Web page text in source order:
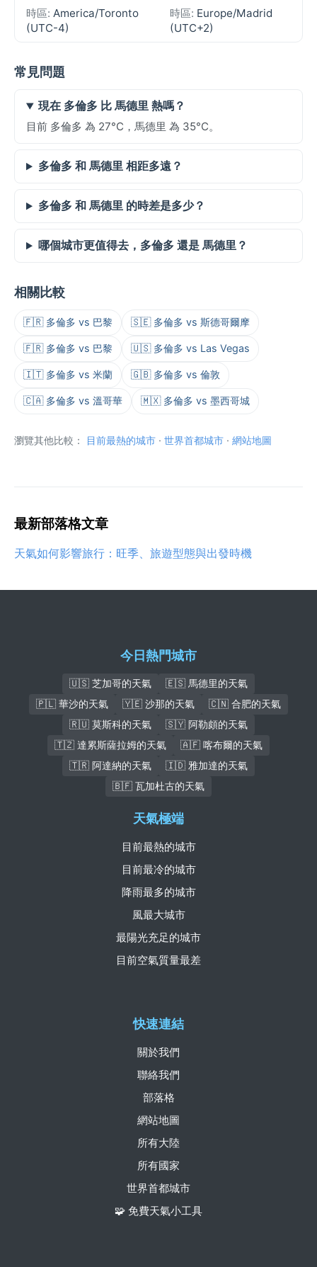
時區: America/Toronto
(UTC-4)
時區: Europe/Madrid
(UTC+2)
常見問題
現在 多倫多 比 馬德里 熱嗎？
目前 多倫多 為 27°C，馬德里 為 35°C。
多倫多 和 馬德里 相距多遠？
多倫多 和 馬德里 的時差是多少？
哪個城市更值得去，多倫多 還是 馬德里？
相關比較
🇫🇷 多倫多 vs 巴黎 🇸🇪 多倫多 vs 斯德哥爾摩
🇫🇷 多倫多 vs 巴黎 🇺🇸 多倫多 vs Las Vegas
🇮🇹 多倫多 vs 米蘭 🇬🇧 多倫多 vs 倫敦
🇨🇦 多倫多 vs 溫哥華 🇲🇽 多倫多 vs 墨西哥城
瀏覽其他比較： 目前最熱的城市 · 世界首都城市 · 網站地圖
最新部落格文章
天氣如何影響旅行：旺季、旅遊型態與出發時機
今日熱門城市
🇺🇸 芝加哥的天氣
🇪🇸 馬德里的天氣
🇵🇱 華沙的天氣
🇾🇪 沙那的天氣
🇨🇳 合肥的天氣
🇷🇺 莫斯科的天氣
🇸🇾 阿勒頗的天氣
🇹🇿 達累斯薩拉姆的天氣
🇦🇫 喀布爾的天氣
🇹🇷 阿達納的天氣
🇮🇩 雅加達的天氣
🇧🇫 瓦加杜古的天氣
快速連結
關於我們
聯絡我們
部落格
網站地圖
所有大陸
所有國家
世界首都城市
🧩 免費天氣小工具
天氣極端
目前最熱的城市
目前最冷的城市
降雨最多的城市
風最大城市
最陽光充足的城市
目前空氣質量最差